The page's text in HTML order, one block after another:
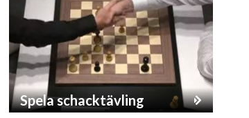
Spela schacktävling